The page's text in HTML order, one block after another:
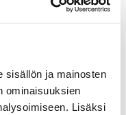
sisällön ja mainosten
ominaisuuksien
Lisäksi
taitoja ja
Tätä
vahvistaa